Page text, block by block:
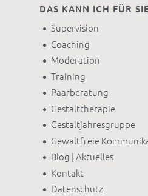
DAS KANN ICH FÜR
Supervision
Coaching
Moderation
Training
Paarberatung
Gestalttherapie
Gestaltjahresgruppe
Gewaltfreie
Blog | Aktuelles
Kontakt
Datenschutz